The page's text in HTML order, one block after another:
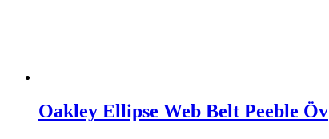
Oakley Ellipse Web Belt Peeble Öv